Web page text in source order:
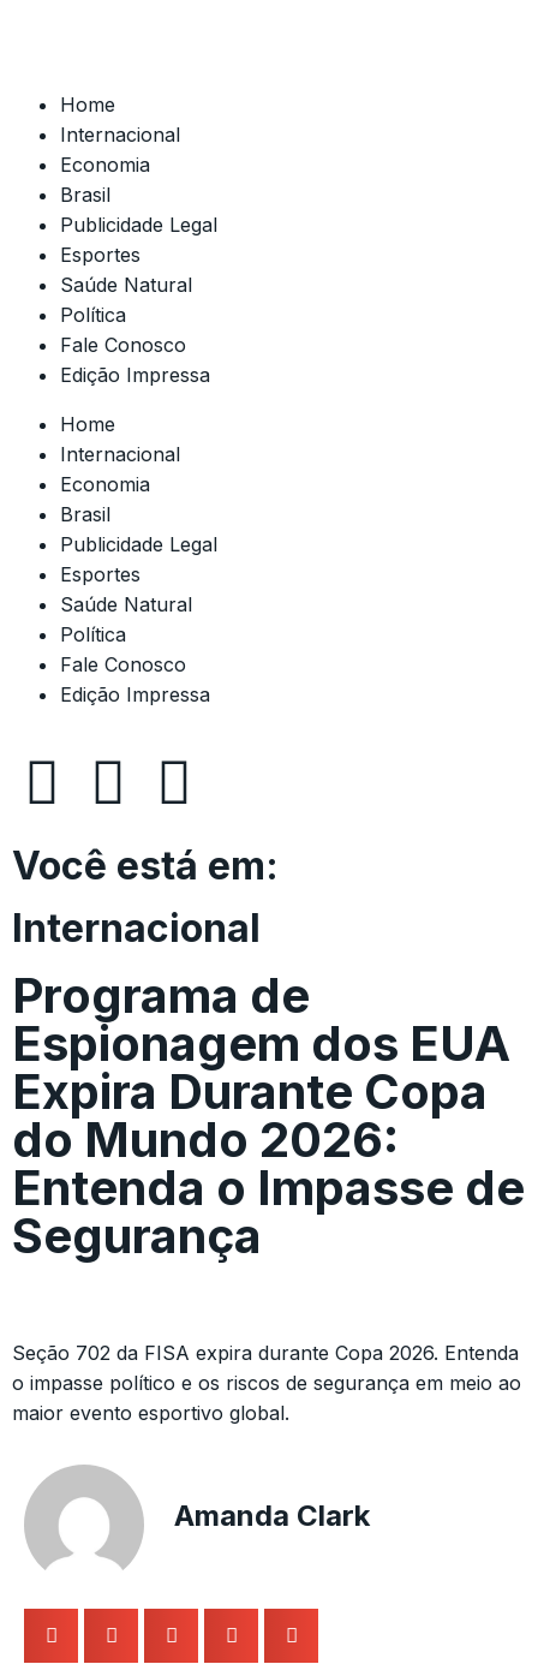
Home
Internacional
Economia
Brasil
Publicidade Legal
Esportes
Saúde Natural
Política
Fale Conosco
Edição Impressa
Home
Internacional
Economia
Brasil
Publicidade Legal
Esportes
Saúde Natural
Política
Fale Conosco
Edição Impressa
Você está em:
Internacional
Programa de
Espionagem dos EUA
Expira Durante Copa
do Mundo 2026:
Entenda o Impasse de
Segurança
Seção 702 da FISA expira durante Copa 2026. Entenda
o impasse político e os riscos de segurança em meio ao
maior evento esportivo global.
Amanda Clark